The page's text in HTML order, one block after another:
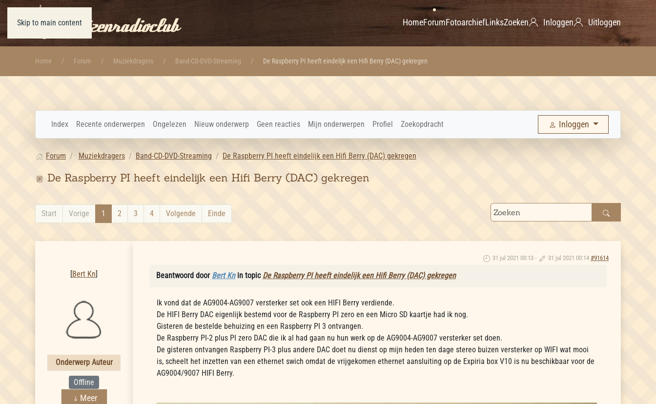
Skip to main content HomeForumFotoarchiefLinksZoeken Inloggen Uitloggen
Home Forum Muziekdragers Band-CD-DVD-Streaming De Raspberry PI heeft eindelijk een Hifi Berry (DAC) gekregen
Index Recente onderwerpen Ongelezen Nieuw onderwerp Geen reacties Mijn onderwerpen Profiel Zoekopdracht Inloggen
Forum Muziekdragers Band-CD-DVD-Streaming De Raspberry PI heeft eindelijk een Hifi Berry (DAC) gekregen
De Raspberry PI heeft eindelijk een Hifi Berry (DAC) gekregen
Start Vorige 1 2 3 4 Volgende Einde
[Bert Kn]
Onderwerp Auteur
Offline
Meer
31 jul 2021 00:13 - 31 jul 2021 00:14 #91614
Beantwoord door Bert Knin topic De Raspberry PI heeft eindelijk een Hifi Berry (DAC) gekregen
Ik vond dat de AG9004-AG9007 versterker set ook een HIFI Berry verdiende.
De HIFI Berry DAC eigenlijk bestemd voor de Raspberry PI zero en een Micro SD kaartje had ik nog.
Gisteren de bestelde behuizing en een Raspberry PI 3 ontvangen.
De Raspberry PI-2 plus PI zero DAC die ik al had gaan nu hun werk op de AG9004-AG9007 versterker set doen.
De gisteren ontvangen Raspberry PI-3 plus andere DAC doet nu dienst op mijn heden ten dage stereo buizen versterker op WIFI wat mooi
is, scheelt het inzetten van een ethernet swich omdat de vrijgekomen ethernet aansluiting op de Expiria box V10 is nu beschikbaar voor de
AG9004/9007 HIFI Berry.